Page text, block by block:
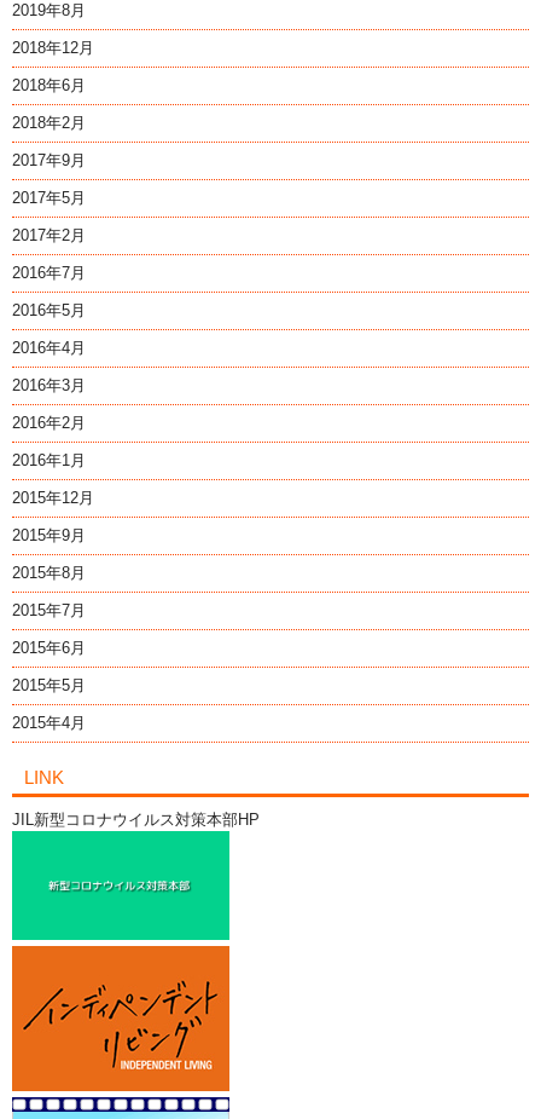
2019年8月
2018年12月
2018年6月
2018年2月
2017年9月
2017年5月
2017年2月
2016年7月
2016年5月
2016年4月
2016年3月
2016年2月
2016年1月
2015年12月
2015年9月
2015年8月
2015年7月
2015年6月
2015年5月
2015年4月
LINK
JIL新型コロナウイルス対策本部HP